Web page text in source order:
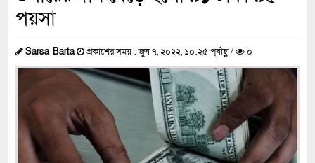
পয়সা
Sarsa Barta প্রকাশের সময় : জুন ৭, ২০২২, ১০:২৫ পূর্বাহ্ণ / ০